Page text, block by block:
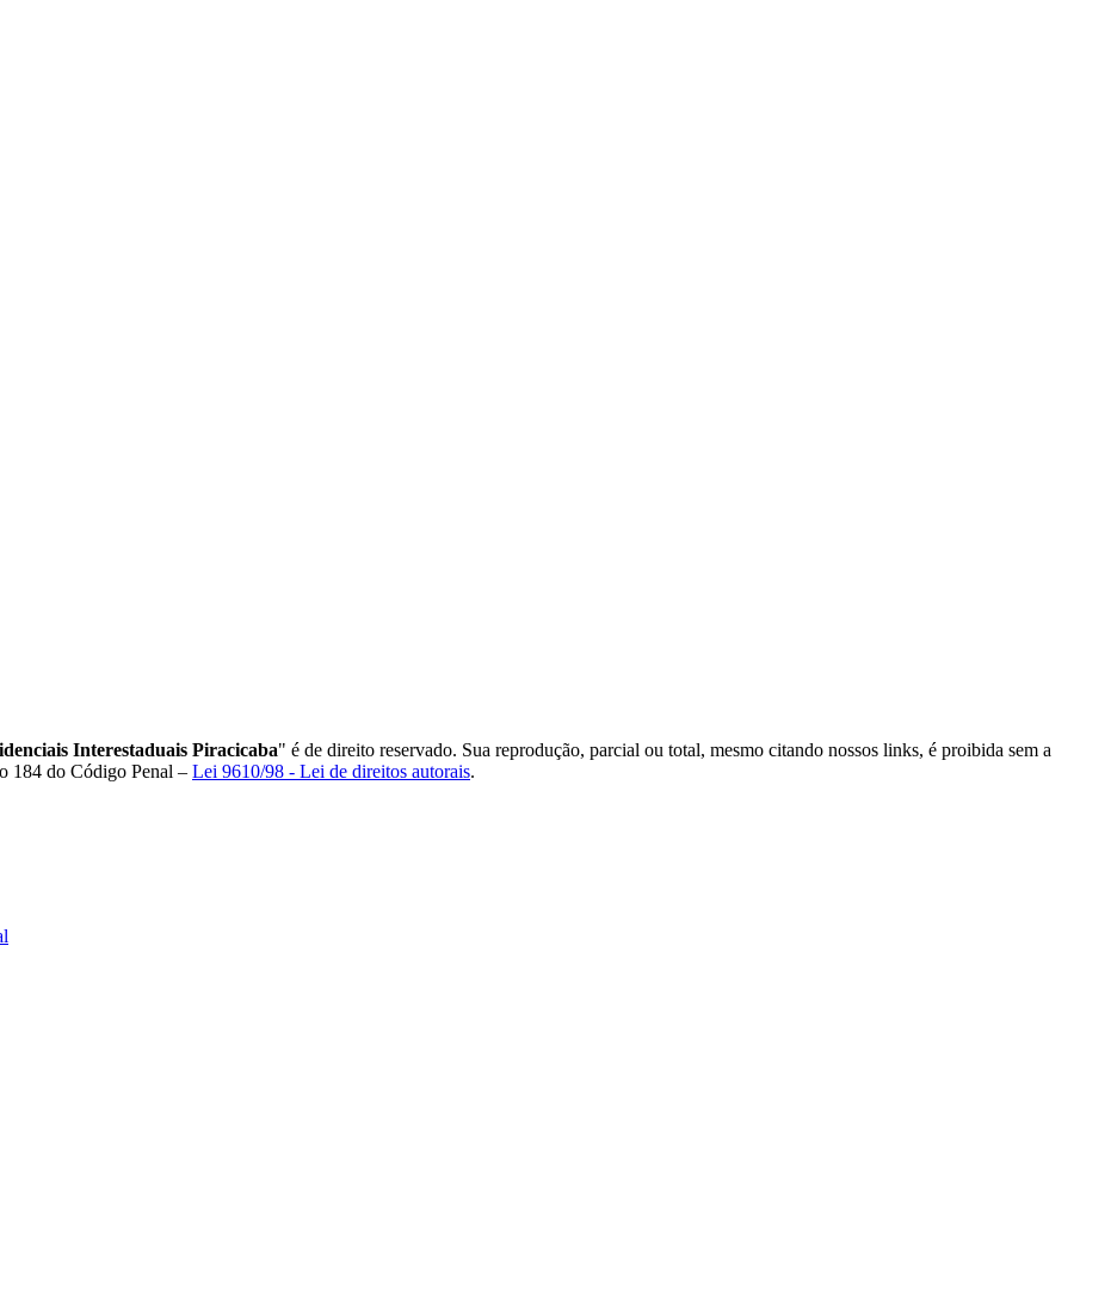
Interestaduais Piracicaba" é de direito reservado. Sua reprodução, parcial ou total, mesmo citando nossos links, é proibida sem a
184 do Código Penal – Lei 9610/98 - Lei de direitos autorais.